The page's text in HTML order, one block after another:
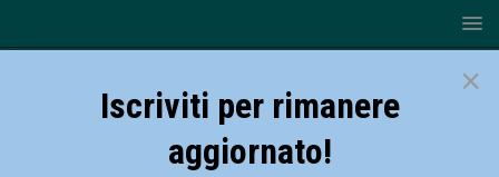
×
Iscriviti per rimanere
aggiornato!